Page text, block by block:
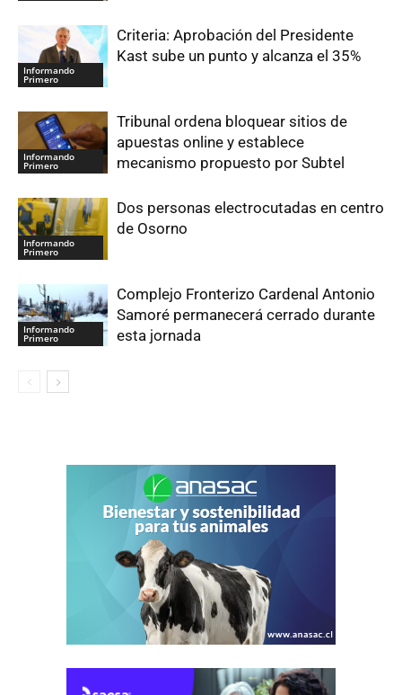
Informando
Primero
Criteria: Aprobación del Presidente
Kast sube un punto y alcanza el 35%
Informando
Primero
Tribunal ordena bloquear sitios de
apuestas online y establece
mecanismo propuesto por Subtel
Informando
Primero
Dos personas electrocutadas en centro
de Osorno
Informando
Primero
Complejo Fronterizo Cardenal Antonio
Samoré permanecerá cerrado durante
esta jornada